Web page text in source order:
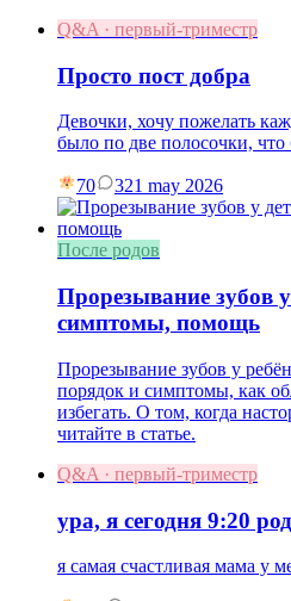
Q&A · первый-триместр
Просто пост добра
Девочки, хочу пожелать
было по две полосочки,
70 321 may 2026
После родов
Прорезывание зубов
симптомы, помощь
Прорезывание зубов у
порядок и симптомы, как
избегать. О том, когда
читайте в статье.
Q&A · первый-триместр
ура, я сегодня 9:20
я самая счастливая мама у